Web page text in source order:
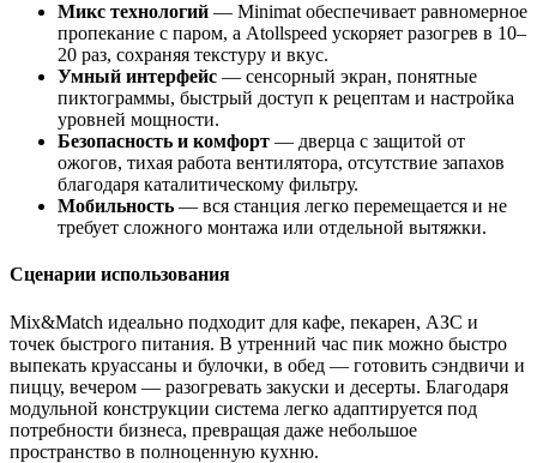
Микс технологий — Minimat обеспечивает равномерное
пропекание с паром, а Atollspeed ускоряет разогрев в 10–
20 раз, сохраняя текстуру и вкус.
Умный интерфейс — сенсорный экран, понятные
пиктограммы, быстрый доступ к рецептам и настройка
уровней мощности.
Безопасность и комфорт — дверца с защитой от
ожогов, тихая работа вентилятора, отсутствие запахов
благодаря каталитическому фильтру.
Мобильность — вся станция легко перемещается и не
требует сложного монтажа или отдельной вытяжки.
Сценарии использования
Mix&Match идеально подходит для кафе, пекарен, АЗС и
точек быстрого питания. В утренний час пик можно быстро
выпекать круассаны и булочки, в обед — готовить сэндвичи и
пиццу, вечером — разогревать закуски и десерты. Благодаря
модульной конструкции система легко адаптируется под
потребности бизнеса, превращая даже небольшое
пространство в полноценную кухню.